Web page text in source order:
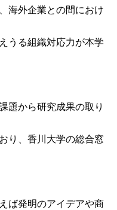
海外企業との間におけ
うる組織対応力が本学
題から研究成果の取り
り、香川大学の総合窓
ば発明のアイデアや商